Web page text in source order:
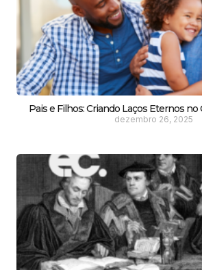
Pais e Filhos: Criando Laços Eternos
dezembro 26, 2025